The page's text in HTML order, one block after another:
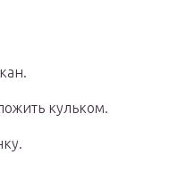
кульком.